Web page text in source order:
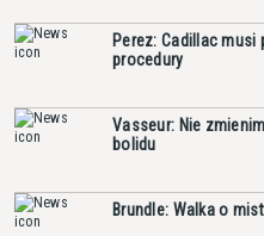
Perez: Cadillac
procedury
Vasseur: Nie
bolidu
Brundle: Walka o